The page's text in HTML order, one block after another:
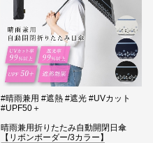
#晴雨兼用 #遮熱 #遮光 #UVカット
#UPF50＋
晴雨兼用折りたたみ自動開閉日傘
【リボンボーダー/3カラー】